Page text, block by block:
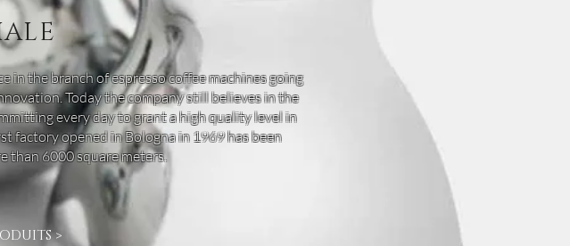
in the branch of espresso coffee machines going
Today the company still believes in the
every day to grant a high quality level in
factory opened in Bologna in 1969 has been
than 6000 square meters.
>